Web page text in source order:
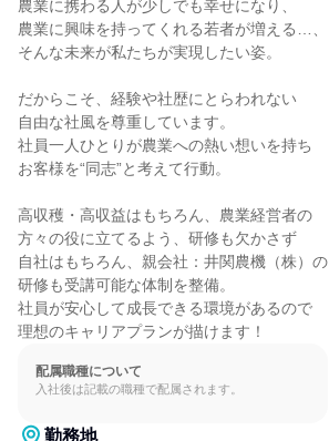
農業に携わる人が少しでも幸せになり、
農業に興味を持ってくれる若者が増える…、
そんな未来が私たちが実現したい姿。
だからこそ、経験や社歴にとらわれない
自由な社風を尊重しています。
社員一人ひとりが農業への熱い想いを持ち
お客様を“同志”と考えて行動。
高収穫・高収益はもちろん、農業経営者の
方々の役に立てるよう、研修も欠かさず
自社はもちろん、親会社：井関農機（株）の
研修も受講可能な体制を整備。
社員が安心して成長できる環境があるので
理想のキャリアプランが描けます！
配属職種について
入社後は記載の職種で配属されます。
勤務地